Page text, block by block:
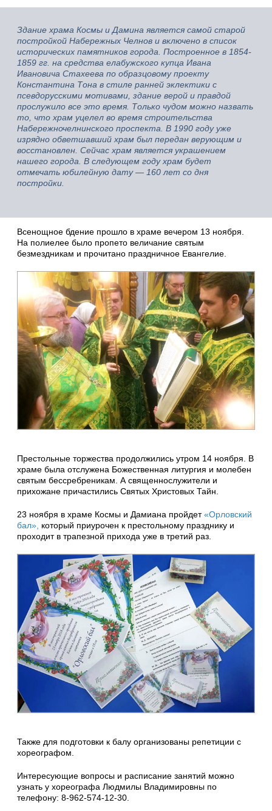
Здание храма Космы и Дамина является самой старой
постройкой Набережных Челнов и включено в список
исторических памятников города. Построенное в 1854-
1859 гг. на средства елабужского купца Ивана
Ивановича Стахеева по образцовому проекту
Константина Тона в стиле ранней эклектики с
псевдорусскими мотивами, здание верой и правдой
прослужило все это время. Только чудом можно назвать
то, что храм уцелел во время строительства
Набережночелнинского проспекта. В 1990 году уже
изрядно обветшавший храм был передан верующим и
восстановлен. Сейчас храм является украшением
нашего города. В следующем году храм будет
отмечать юбилейную дату — 160 лет со дня
постройки.
Всенощное бдение прошло в храме вечером 13 ноября.
На полиелее было пропето величание святым
безмездникам и прочитано праздничное Евангелие.
Престольные торжества продолжились утром 14 ноября. В
храме была отслужена Божественная литургия и молебен
святым бессребреникам. А священнослужители и
прихожане причастились Святых Христовых Тайн.
23 ноября в храме Космы и Дамиана пройдет«Орловский
бал», который приурочен к престольному празднику и
проходит в трапезной прихода уже в третий раз.
Также для подготовки к балу организованы репетиции с
хореографом.
Интересующие вопросы и расписание занятий можно
узнать у хореографа Людмилы Владимировны по
телефону: 8-962-574-12-30.